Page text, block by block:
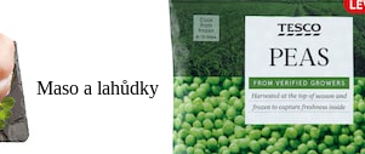
Maso a lahůdky